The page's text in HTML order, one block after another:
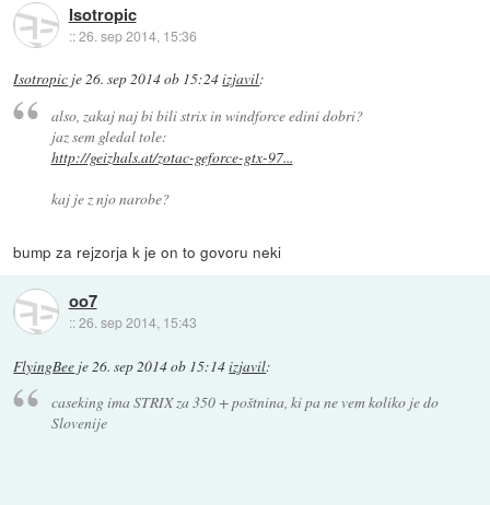
Isotropic
::26. sep 2014, 15:36
Isotropic je26. sep 2014 ob 15:24izjavil:
also, zakaj naj bi bili strix in windforce edini dobri?
jaz sem gledal tole:
http://geizhals.at/zotac-geforce-gtx-97...
kaj je z njo narobe?
bump za rejzorja k je on to govoru neki
oo7
::26. sep 2014, 15:43
FlyingBee je26. sep 2014 ob 15:14izjavil:
caseking ima STRIX za 350 + poštnina, ki pa ne vem koliko je do
Slovenije